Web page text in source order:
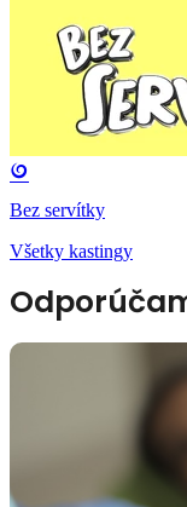
Bez servítky
Všetky kastingy